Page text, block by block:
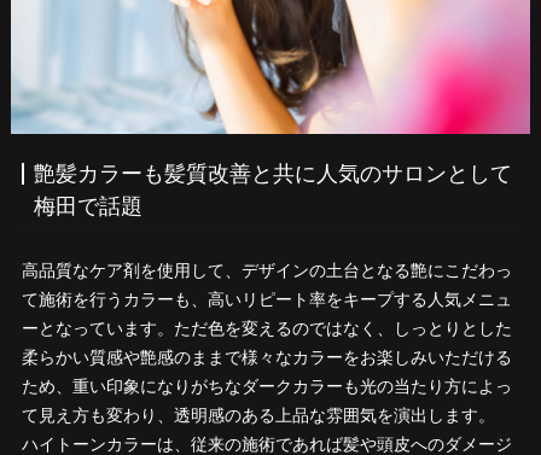
艶髪カラーも髪質改善と共に人気のサロンとして
梅田で話題
高品質なケア剤を使用して、デザインの土台となる艶にこだわっ
て施術を行うカラーも、高いリピート率をキープする人気メニュ
ーとなっています。ただ色を変えるのではなく、しっとりとした
柔らかい質感や艶感のままで様々なカラーをお楽しみいただける
ため、重い印象になりがちなダークカラーも光の当たり方によっ
て見え方も変わり、透明感のある上品な雰囲気を演出します。
ハイトーンカラーは、従来の施術であれば髪や頭皮へのダメージ